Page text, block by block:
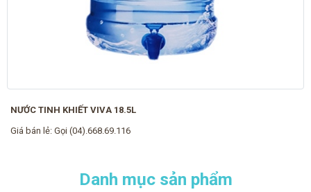
NƯỚC TINH KHIẾT VIVA 18.5L
Giá bán lẻ: Gọi (04).668.69.116
Danh mục sản phẩm